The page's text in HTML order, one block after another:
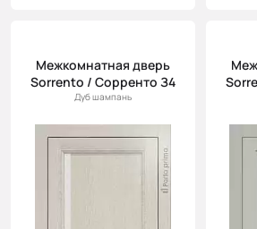
Межкомнатная дверь
Sorrento / Сорренто З4
Дуб шампань